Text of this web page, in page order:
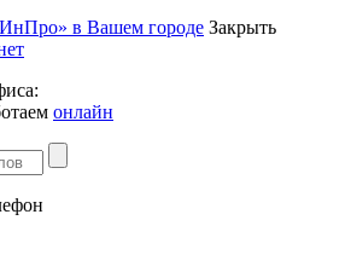
в Вашем городе Закрыть
онлайн